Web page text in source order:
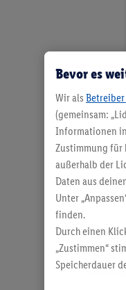
Bevor es
Wir als
(gemeinsam:
Informationen
Zustimmung für
außerhalb der
Daten aus
Unter
finden.
Durch einen
„Zustimmen“
Speicherdauer